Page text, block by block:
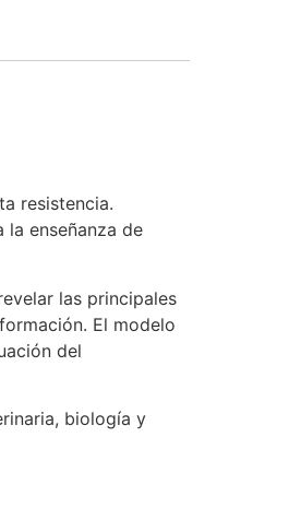
resistencia.
enseñanza de
las principales
El modelo
del
biología y